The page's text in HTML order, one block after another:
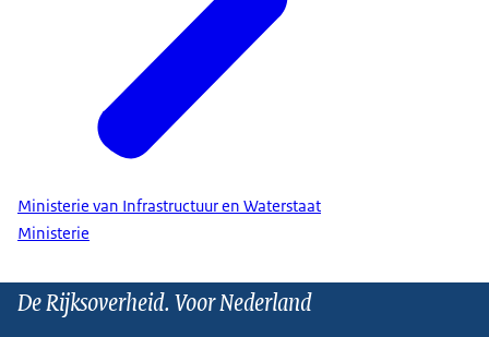
Ministerie van Infrastructuur en Waterstaat
Ministerie
De Rijksoverheid. Voor Nederland